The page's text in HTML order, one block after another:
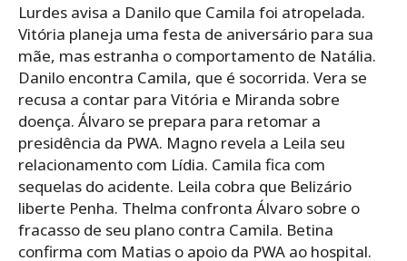
Lurdes avisa a Danilo que Camila foi atropelada.
Vitória planeja uma festa de aniversário para sua
mãe, mas estranha o comportamento de Natália.
Danilo encontra Camila, que é socorrida. Vera se
recusa a contar para Vitória e Miranda sobre
doença. Álvaro se prepara para retomar a
presidência da PWA. Magno revela a Leila seu
relacionamento com Lídia. Camila fica com
sequelas do acidente. Leila cobra que Belizário
liberte Penha. Thelma confronta Álvaro sobre o
fracasso de seu plano contra Camila. Betina
confirma com Matias o apoio da PWA ao hospital.